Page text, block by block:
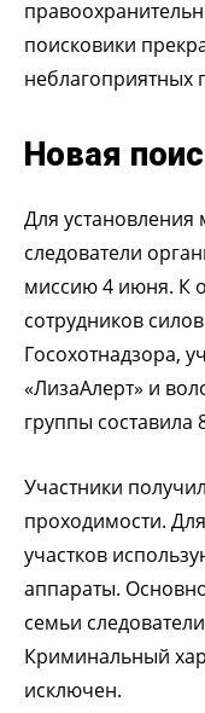
поисковики
неблагоприятных
Новая
Для
следователи
миссию 4 июня. К
сотрудников
Госохотнадзора,
«ЛизаАлерт» и
группы составила
Участники
проходимости.
участков
аппараты.
семьи
Криминальный
исключен.